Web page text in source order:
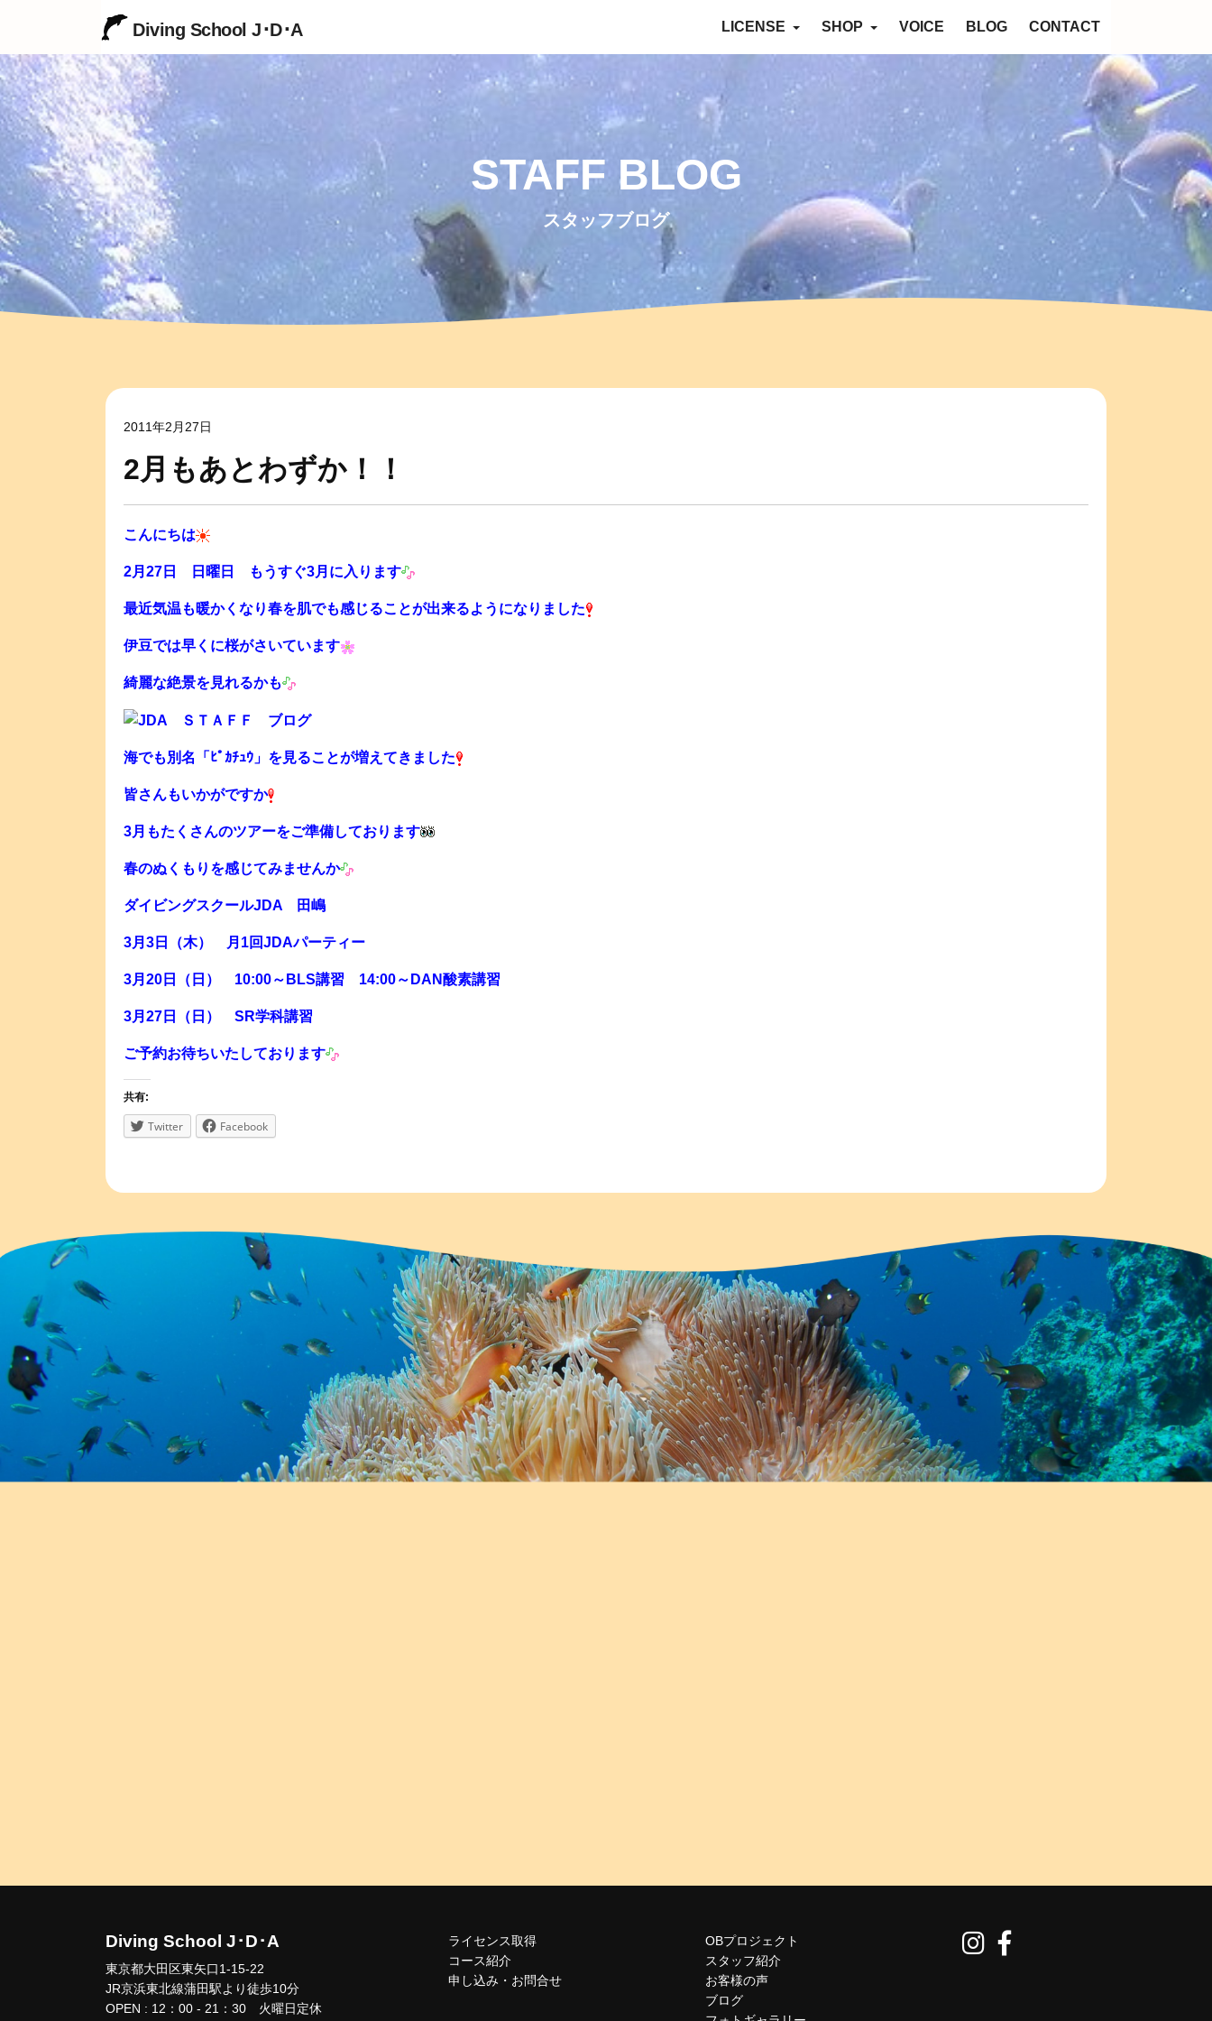
Diving School J･D･A LICENSE SHOP VOICE BLOG CONTACT
STAFF BLOG
スタッフブログ
2011年2月27日
2月もあとわずか！！
こんにちは
2月27日 日曜日 もうすぐ3月に入ります
最近気温も暖かくなり春を肌でも感じることが出来るようになりました
伊豆では早くに桜がさいています
綺麗な絶景を見れるかも
海でも別名「ﾋﾟｶﾁｭｳ」を見ることが増えてきました
皆さんもいかがですか
3月もたくさんのツアーをご準備しております
春のぬくもりを感じてみませんか
ダイビングスクールJDA 田嶋
3月3日（木） 月1回JDAパーティー
3月20日（日） 10:00～BLS講習 14:00～DAN酸素講習
3月27日（日） SR学科講習
ご予約お待ちいたしております
共有:
Twitter Facebook
Diving School J･D･A
東京都大田区東矢口1-15-22
JR京浜東北線蒲田駅より徒歩10分
OPEN : 12：00 - 21：30 火曜日定休
ライセンス取得
コース紹介
申し込み・お問合せ
OBプロジェクト
スタッフ紹介
お客様の声
ブログ